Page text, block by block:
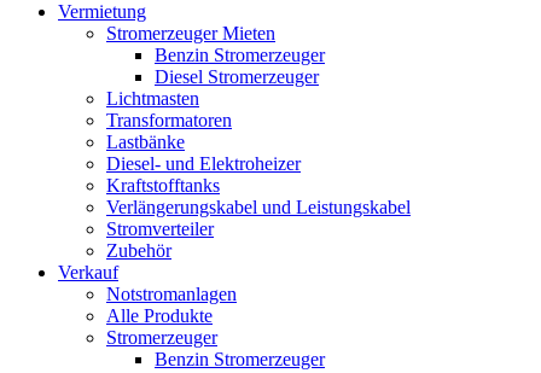
Vermietung
Stromerzeuger Mieten
Benzin Stromerzeuger
Diesel Stromerzeuger
Lichtmasten
Transformatoren
Lastbänke
Diesel- und Elektroheizer
Kraftstofftanks
Verlängerungskabel und Leistungskabel
Stromverteiler
Zubehör
Verkauf
Notstromanlagen
Alle Produkte
Stromerzeuger
Benzin Stromerzeuger